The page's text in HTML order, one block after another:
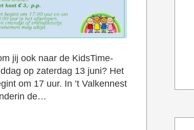
jij ook naar de KidsTime-
op zaterdag 13 juni? Het
om 17 uur. In ’t Valkennest
de…